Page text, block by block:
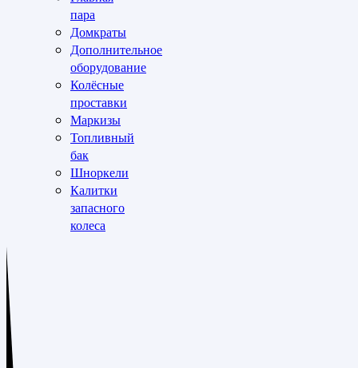
пара
Домкраты
Дополнительное
оборудование
Колёсные
проставки
Маркизы
Топливный
бак
Шноркели
Калитки
запасного
колеса